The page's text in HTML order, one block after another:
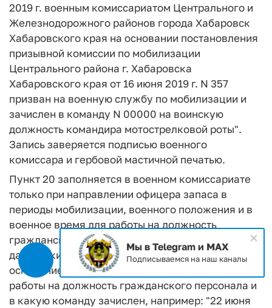
2019 г. военным комиссариатом Центрального и
Железнодорожного районов города Хабаровск
Хабаровского края на основании постановления
призывной комиссии по мобилизации
Центрального района г. Хабаровска
Хабаровского края от 16 июня 2019 г. N 357
призван на военную службу по мобилизации и
зачислен в команду N 00000 на воинскую
должность командира мотострелковой роты".
Запись заверяется подписью военного
комиссара и гербовой мастичной печатью.
Пункт 20 заполняется в военном комиссариате
только при направлении офицера запаса в
периоды мобилизации, военного положения и в
военное время для работы на должность
гражданского персонала. В нем указываются
дата, каким военным комиссариатом направлен,
основание направления офицера запаса для
работы на должность гражданского персонала и
в какую команду зачислен, например: "22 июня
Мы в Telegram и MAX
Подписываемся на наш каналы